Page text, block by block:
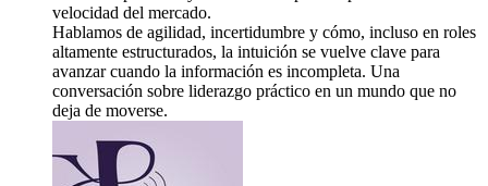
velocidad del mercado.
Hablamos de agilidad, incertidumbre y cómo, incluso en roles
altamente estructurados, la intuición se vuelve clave para
avanzar cuando la información es incompleta. Una
conversación sobre liderazgo práctico en un mundo que no
deja de moverse.